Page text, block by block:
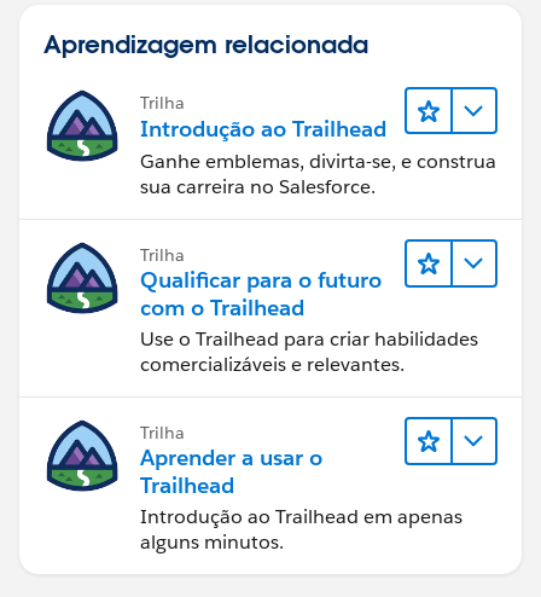
Aprendizagem relacionada
Trilha
Introdução ao Trailhead
Ganhe emblemas, divirta-se, e construa
sua carreira no Salesforce.
Trilha
Qualificar para o futuro
com o Trailhead
Use o Trailhead para criar habilidades
comercializáveis e relevantes.
Trilha
Aprender a usar o
Trailhead
Introdução ao Trailhead em apenas
alguns minutos.